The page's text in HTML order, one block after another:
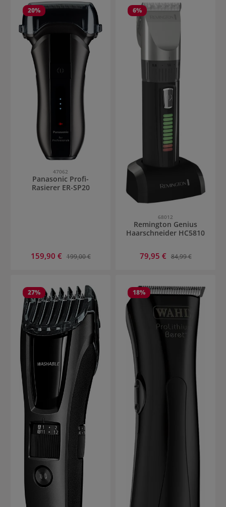
20%
47062
Panasonic Profi-
Rasierer ER-SP20
Verkaufspreis:
159,90 € Regulärer Preis:
199,00 €
6%
68012
Remington Genius
Haarschneider HC5810
Verkaufspreis:
79,95 € Regulärer Preis:
84,99 €
27% 18%